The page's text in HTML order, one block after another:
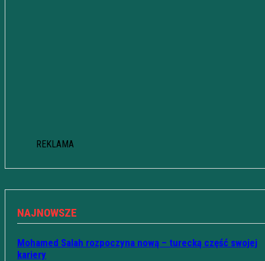
REKLAMA
NAJNOWSZE
Mohamed Salah rozpoczyna nową – turecką część swojej
kariery